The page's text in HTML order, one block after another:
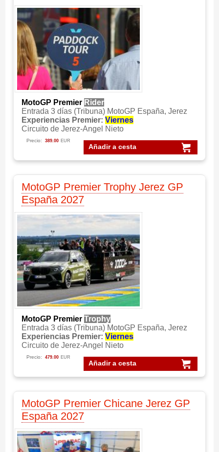
MotoGP Premier Rider
Entrada 3 días (Tribuna) MotoGP España, Jerez
Experiencias Premier: Viernes
Circuito de Jerez-Angel Nieto
Añadir a cesta
Precio: 389.00 EUR
MotoGP Premier Trophy Jerez GP
España 2027
MotoGP Premier Trophy
Entrada 3 días (Tribuna) MotoGP España, Jerez
Experiencias Premier: Viernes
Circuito de Jerez-Angel Nieto
Añadir a cesta
Precio: 479.00 EUR
MotoGP Premier Chicane Jerez GP
España 2027